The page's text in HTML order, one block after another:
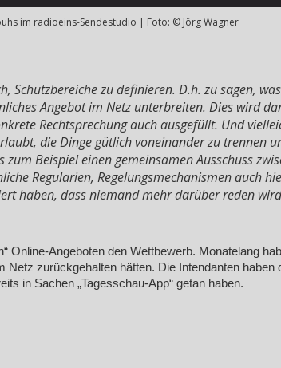
im radioeins-Sendestudio | Foto: © Jörg Wagner
Schutzbereiche zu definieren. D.h. zu sagen,
Angebot im Netz unterbreiten. Dies wird
Rechtsprechung auch ausgefüllt. Und
die Dinge gütlich voneinander zu trennen
Beispiel einen gemeinsamen Ausschuss
Regularien, Regelungsmechanismen auch
haben, dass niemand mehr darüber reden
Online-Angeboten den Wettbewerb. Monatelang
zurückgehalten hätten. Die Intendanten
in Sachen „Tagesschau-App“ getan haben.